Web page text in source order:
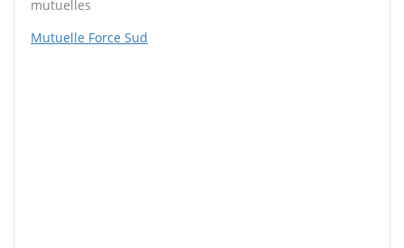
mutuelles
Mutuelle Force Sud